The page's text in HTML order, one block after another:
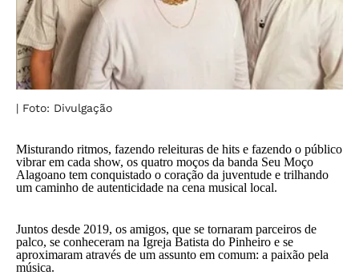
| Foto: Divulgação
Misturando ritmos, fazendo releituras de hits e fazendo o público
vibrar em cada show, os quatro moços da banda Seu Moço
Alagoano tem conquistado o coração da juventude e trilhando
um caminho de autenticidade na cena musical local.
Juntos desde 2019, os amigos, que se tornaram parceiros de
palco, se conheceram na Igreja Batista do Pinheiro e se
aproximaram através de um assunto em comum: a paixão pela
música.